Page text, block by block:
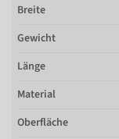
Breite
Gewicht
Länge
Material
Oberfläche